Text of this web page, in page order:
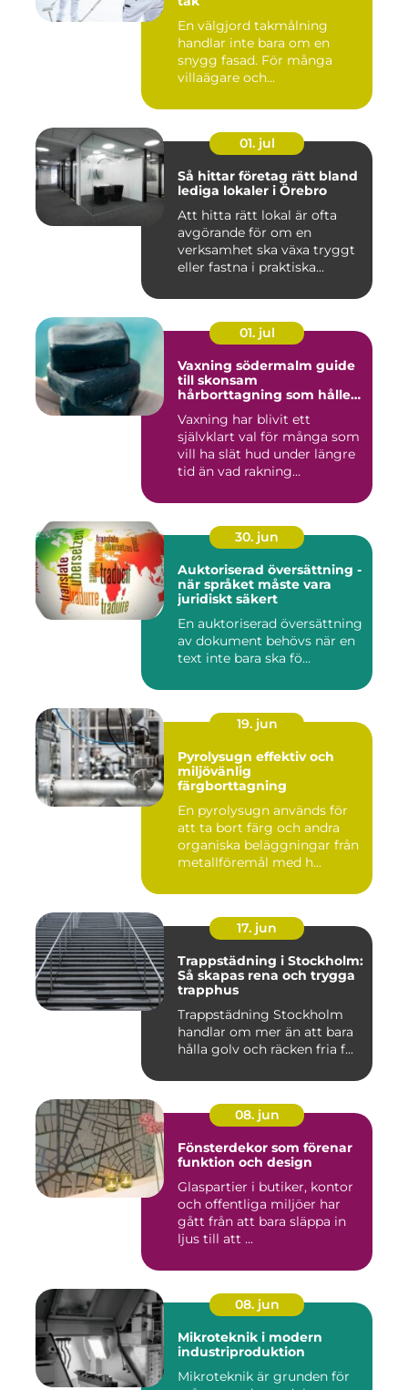
En välgjord takmålning
handlar inte bara om en
snygg fasad. För många
villaägare och
01. jul
Så hittar företag rätt bland
lediga lokaler i Örebro
Att hitta rätt lokal är ofta
avgörande för om en
verksamhet ska växa tryggt
eller fastna i praktiska...
01. jul
Vaxning södermalm guide
till skonsam
hårborttagning som håller
Vaxning har blivit ett
självklart val för många som
vill ha slät hud under längre
tid än vad rakning...
30. jun
Auktoriserad översättning -
när språket måste vara
juridiskt säkert
En auktoriserad översättning
av dokument behövs när en
text inte bara ska fö...
19. jun
Pyrolysugn effektiv och
miljövänlig
färgborttagning
En pyrolysugn används för
att ta bort färg och andra
organiska beläggningar från
metallföremål med h...
17. jun
Trappstädning i Stockholm:
Så skapas rena och trygga
trapphus
Trappstädning Stockholm
handlar om mer än att bara
hålla golv och räcken fria f...
08. jun
Fönsterdekor som förenar
funktion och design
Glaspartier i butiker, kontor
och offentliga miljöer har
gått från att bara släppa in
ljus till att ...
08. jun
Mikroteknik i modern
industriproduktion
Mikroteknik är grunden för